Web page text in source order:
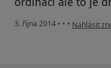
3. října 2014 • • • podle
Nahlásit